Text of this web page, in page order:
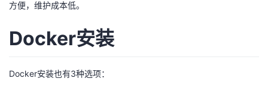
我
的
我
的
技
我
的
方便，维护成本低。
Docker安装
Docker安装也有3种选项：